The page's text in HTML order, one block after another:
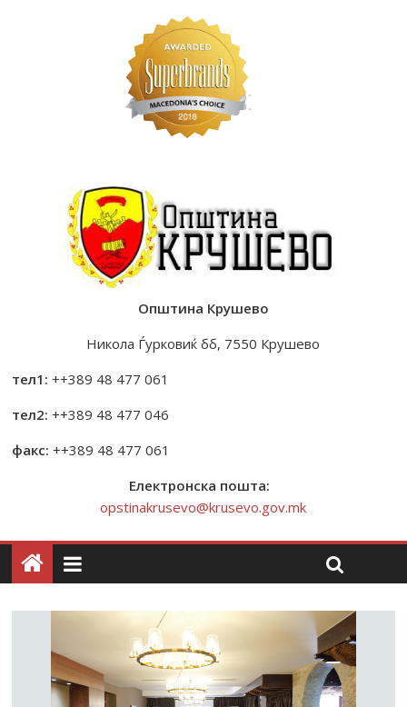
Општина Крушево
Никола Ѓурковиќ бб, 7550 Крушево
тел1: ++389 48 477 061
тел2: ++389 48 477 046
факс: ++389 48 477 061
Електронска пошта:
opstinakrusevo@krusevo.gov.mk